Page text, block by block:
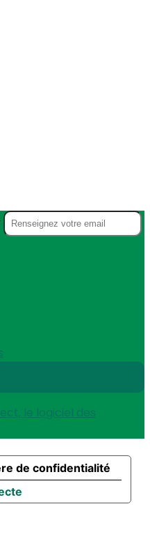
le logiciel des
de confidentialité